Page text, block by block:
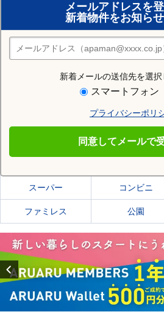
メールアドレスを
新着物件をお知らせ
新着メールの送信先を選
スマートフォン
プライバシーポリ
同意してメールで
おまかせ物件リクエスト
住みたい街の店舗を探す
店舗検索
住む街研究所で大仙市の情報を見
大仙市の施設一覧
スーパー コンビニ
ファミレス 公園
Previous